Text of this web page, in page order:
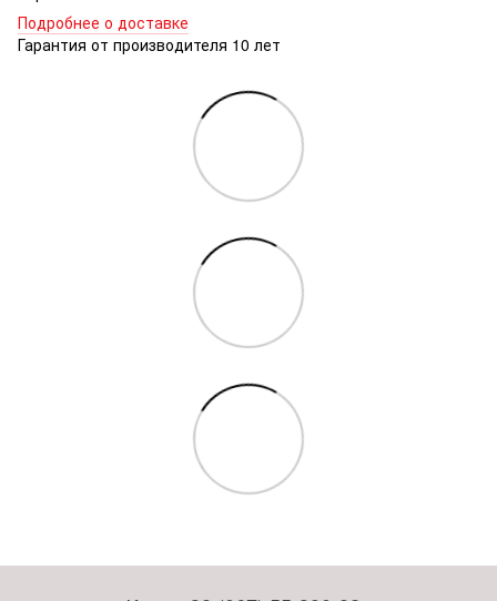
Подробнее о доставке
Гарантия от производителя 10 лет